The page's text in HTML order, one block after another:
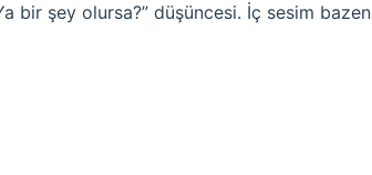
bir şey olursa?” düşüncesi. İç sesim bazen